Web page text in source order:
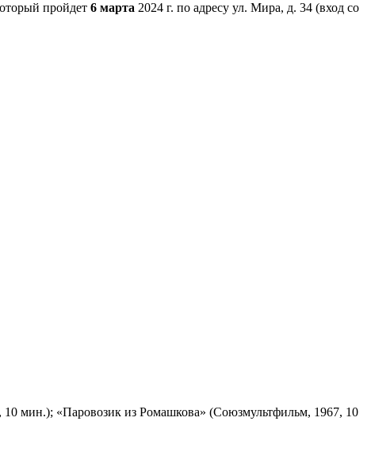
пройдет 6 марта 2024 г. по адресу ул. Мира, д. 34 (вход со
мин.); «Паровозик из Ромашкова» (Союзмультфильм, 1967, 10